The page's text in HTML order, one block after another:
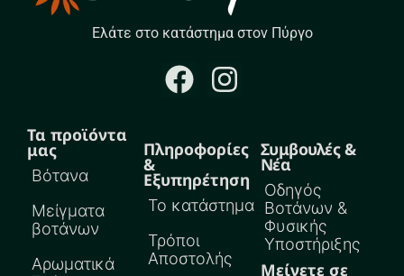
Ελάτε στο κατάστημα στον Πύργο
Τα προϊόντα
μας
Βότανα
Μείγματα
βοτάνων
Αρωματικά
Πληροφορίες
&
Εξυπηρέτηση
Το κατάστημα
Τρόποι
Αποστολής
Συμβουλές &
Νέα
Οδηγός
Βοτάνων &
Φυσικής
Υποστήριξης
Μείνετε σε